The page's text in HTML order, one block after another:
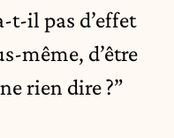
il pas d’effet
même, d’être
rien dire ?”